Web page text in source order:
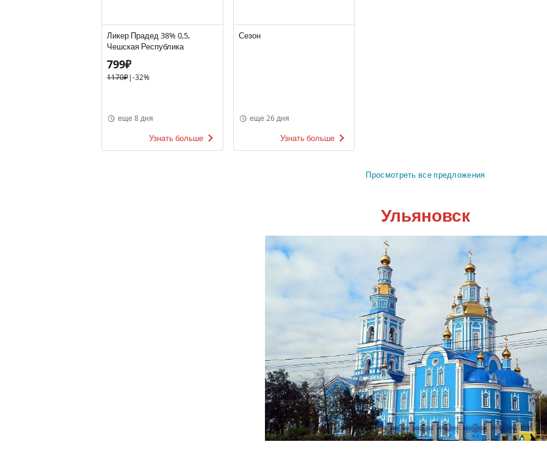
Ликер Прадед 38% 0,5,
Чешская Республика
799₽
1170₽|-32%
еще 8 дня
Узнать больше
Сезон
еще 26 дня
Узнать больше
Просмотреть все предложения
Ульяновск